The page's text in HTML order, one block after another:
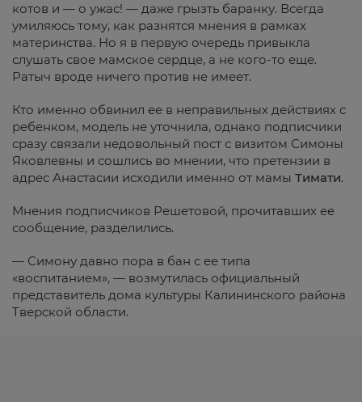
котов и — о ужас! — даже грызть баранку. Всегда
умиляюсь тому, как разнятся мнения в рамках
материнства. Но я в первую очередь привыкла
слушать свое мамское сердце, а не кого-то еще.
Ратыч вроде ничего против не имеет.
Кто именно обвинил ее в неправильных действиях с
ребенком, модель не уточнила, однако подписчики
сразу связали недовольный пост с визитом Симоны
Яковлевны и сошлись во мнении, что претензии в
адрес Анастасии исходили именно от мамы Тимати.
Мнения подписчиков Решетовой, прочитавших ее
сообщение, разделились.
— Симону давно пора в бан с ее типа
«воспитанием», — возмутилась официальный
представитель дома культуры Калининского района
Тверской области.